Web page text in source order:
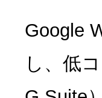
Google
し、低